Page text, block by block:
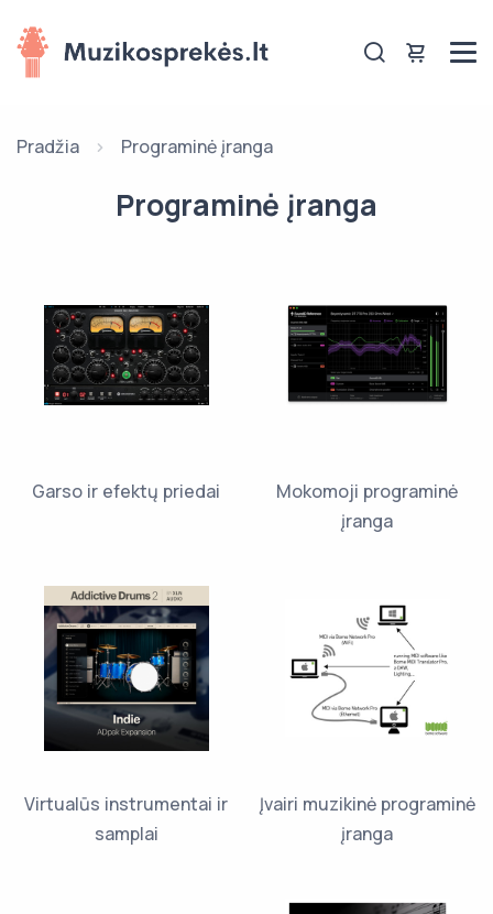
Pradžia Programinė įranga
Programinė įranga
Garso ir efektų priedai
Mokomoji programinė
įranga
Virtualūs instrumentai ir
samplai
Įvairi muzikinė programinė
įranga